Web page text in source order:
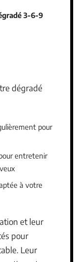
3-6-9
dégradé
pour
entretenir
à votre
et leur
pour
Leur